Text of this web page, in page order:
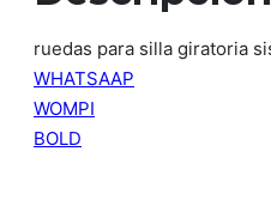
ruedas para silla giratoria
WHATSAAP
WOMPI
BOLD